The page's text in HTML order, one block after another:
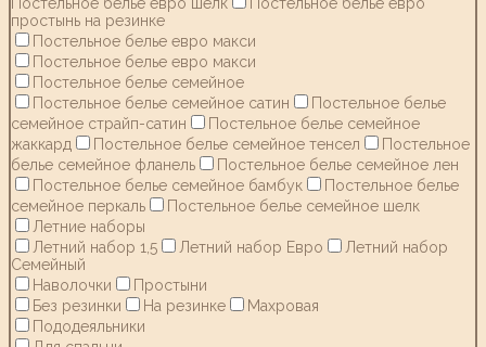
простынь на резинке
Постельное белье евро макси
Постельное белье евро макси
Постельное белье семейное
Постельное белье семейное сатин
Постельное белье
семейное страйп-сатин
Постельное белье семейное
жаккард
Постельное белье семейное тенсел
Постельное
белье семейное фланель
Постельное белье семейное лен
Постельное белье семейное бамбук
Постельное белье
семейное перкаль
Постельное белье семейное шелк
Летние наборы
Летний набор 1,5
Летний набор Евро
Летний набор
Семейный
Наволочки
Простыни
Без резинки
На резинке
Махровая
Пододеяльники